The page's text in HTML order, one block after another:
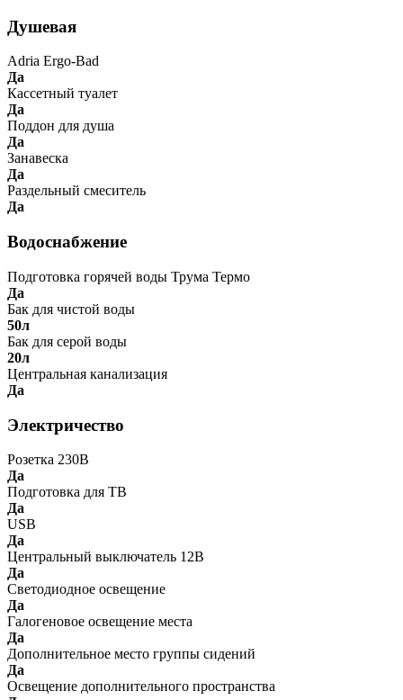
Душевая
Adria Ergo-Bad
Да
Кассетный туалет
Да
Поддон для душа
Да
Занавеска
Да
Раздельный смеситель
Да
Водоснабжение
Подготовка горячей воды Трума Термо
Да
Бак для чистой воды
50л
Бак для серой воды
20л
Центральная канализация
Да
Электричество
Розетка 230В
Да
Подготовка для ТВ
Да
USB
Да
Центральный выключатель 12В
Да
Светодиодное освещение
Да
Галогеновое освещение места
Да
Дополнительное место группы сидений
Да
Освещение дополнительного пространства